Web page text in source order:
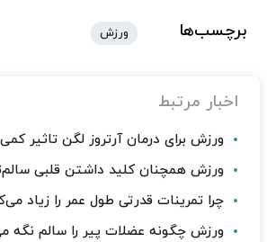
برچسب‌ها ورزش
اخبار مرتبط
ورزش برای درمان آرتروز لگن تاثیر
ورزش همچنان کلید داشتن قلبی
چرا تمرینات قدرتی طول عمر را زیاد
ورزش چگونه عضلات پیر را سالم نگه